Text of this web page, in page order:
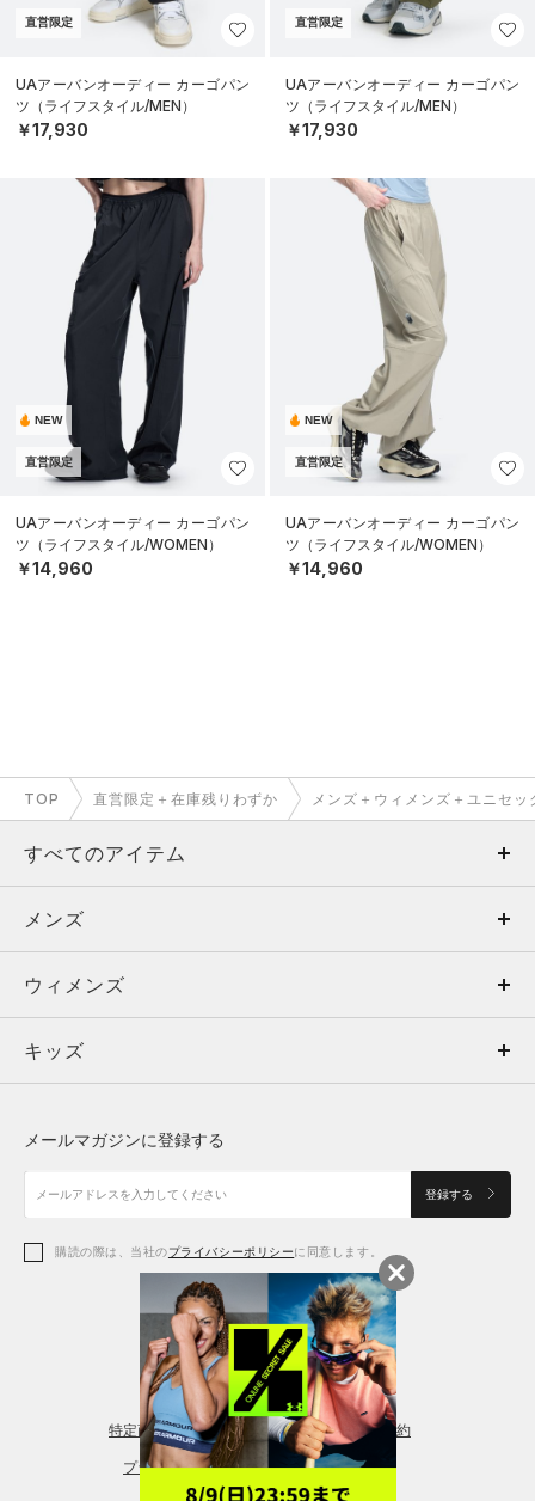
直営限定
UAアーバンオーディー カーゴパン
ツ（ライフスタイル/MEN）
￥17,930
直営限定
UAアーバンオーディー カーゴパン
ツ（ライフスタイル/MEN）
￥17,930
NEW
直営限定
UAアーバンオーディー カーゴパン
ツ（ライフスタイル/WOMEN）
￥14,960
NEW
直営限定
UAアーバンオーディー カーゴパン
ツ（ライフスタイル/WOMEN）
￥14,960
TOP 直営限定＋在庫残りわずか メンズ＋ウィメンズ＋ユニセッ
すべてのアイテム
メンズ
ウィメンズ
キッズ
アクセサリー
メンズ
トップス
ボトムス
アクセサリー
ウィメンズ
トップス
シューズ
アクセサリー
レギンス＆タイツ
キッズ
シューズ
メールマガジンに登録する
登録する
購読の際は、当社のプライバシーポリシーに同意します。
特定商取引法に基づく通販の表記 会員規約
プライバシーポリシー